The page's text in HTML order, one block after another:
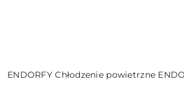
ENDORFY Chłodzenie powietrzne